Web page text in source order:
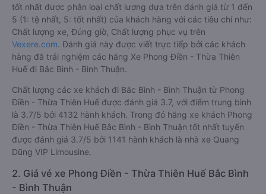
tốt nhất được phân loại chất lượng dựa trên đánh giá từ 1 đến
5 (1: tệ nhất, 5: tốt nhất) của khách hàng với các tiêu chí như:
Chất lượng xe, Đúng giờ, Chất lượng phục vụ trên
Vexere.com. Đánh giá này được viết trực tiếp bởi các khách
hàng đã trải nghiệm các hãng Xe Phong Điền - Thừa Thiên
Huế đi Bắc Bình - Bình Thuận.
Chất lượng các xe khách đi Bắc Bình - Bình Thuận từ Phong
Điền - Thừa Thiên Huế được đánh giá 3.7, với điểm trung bình
là 3.7/5 bởi 4132 hành khách. Trong đó hãng xe khách Phong
Điền - Thừa Thiên Huế Bắc Bình - Bình Thuận tốt nhất tuyến
được đánh giá 3.7/5 bởi 1141 hành khách là nhà xe Quang
Dũng VIP Limousine.
2. Giá vé xe Phong Điền - Thừa Thiên Huế Bắc Bình
- Bình Thuận